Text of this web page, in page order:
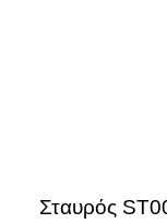
Σταυρός